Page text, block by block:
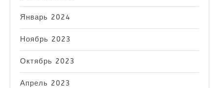
Январь 2024
Ноябрь 2023
Октябрь 2023
Апрель 2023